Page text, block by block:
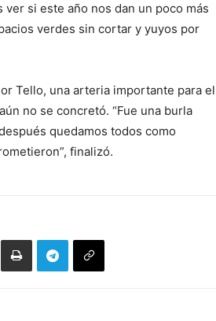
si este año nos dan un poco más
verdes sin cortar y yuyos por
Tello, una arteria importante para el
no se concretó. “Fue una burla
quedamos todos como
finalizó.